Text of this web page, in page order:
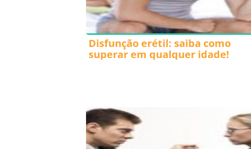
Disfunção erétil: saiba como
superar em qualquer idade!